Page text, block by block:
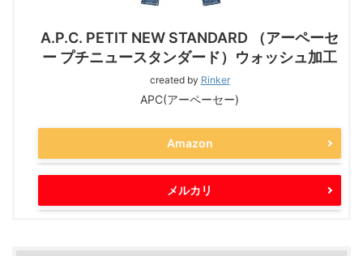
A.P.C. PETIT NEW STANDARD （アーペーセ
ー プチニュースタンダード）ウォッシュ加工
created by Rinker
APC(アーペーセー)
Amazon
メルカリ